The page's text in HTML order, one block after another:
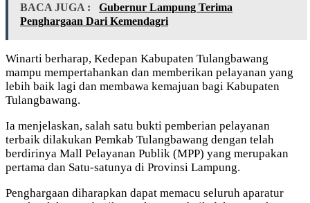
BACA JUGA :
Gubernur Lampung Terima
Penghargaan Dari Kemendagri
Winarti berharap, Kedepan Kabupaten Tulangbawang
mampu mempertahankan dan memberikan pelayanan yang
lebih baik lagi dan membawa kemajuan bagi Kabupaten
Tulangbawang.
Ia menjelaskan, salah satu bukti pemberian pelayanan
terbaik dilakukan Pemkab Tulangbawang dengan telah
berdirinya Mall Pelayanan Publik (MPP) yang merupakan
pertama dan Satu-satunya di Provinsi Lampung.
Penghargaan diharapkan dapat memacu seluruh aparatur